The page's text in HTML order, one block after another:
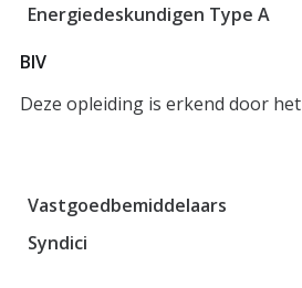
Energiedeskundigen Type A
BIV
Deze opleiding is erkend door het
Vastgoedbemiddelaars
Syndici